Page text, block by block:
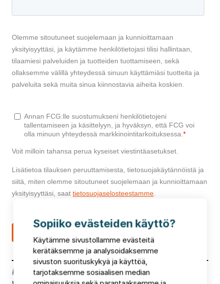
FCG:n virtuaaliset Aamukahviton maksuton
Sopiiko evästeiden käyttö?
Käytämme sivustollamme evästeitä
kerätäksemme ja analysoidaksemme
sivuston suorituskykyä ja käyttöä,
tarjotaksemme sosiaalisen median